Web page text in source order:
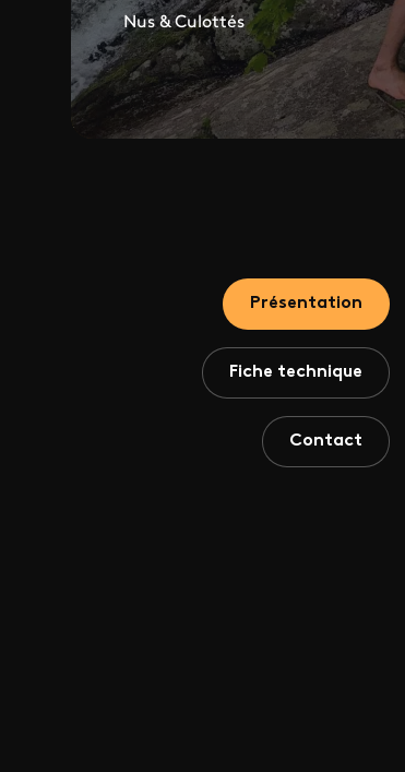
Nus & Culottés
Présentation
Fiche technique
Contact